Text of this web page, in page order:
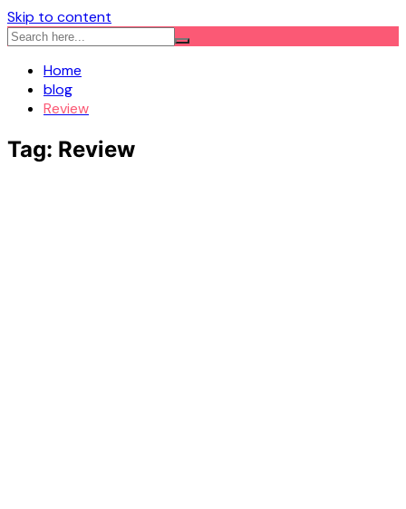
Skip to content
Home
blog
Review
Tag: Review